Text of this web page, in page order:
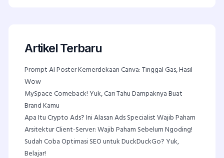
Artikel Terbaru
Prompt AI Poster Kemerdekaan Canva: Tinggal Gas, Hasil
Wow
MySpace Comeback! Yuk, Cari Tahu Dampaknya Buat
Brand Kamu
Apa Itu Crypto Ads? Ini Alasan Ads Specialist Wajib Paham
Arsitektur Client-Server: Wajib Paham Sebelum Ngoding!
Sudah Coba Optimasi SEO untuk DuckDuckGo? Yuk,
Belajar!